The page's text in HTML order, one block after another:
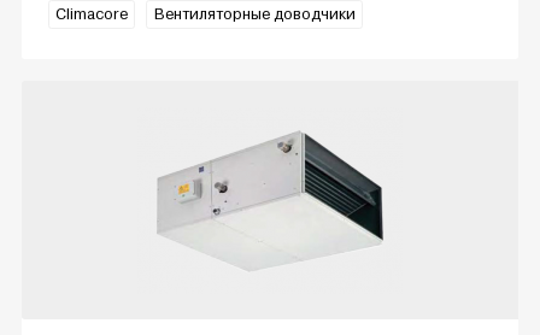
Climacore Вентиляторные доводчики